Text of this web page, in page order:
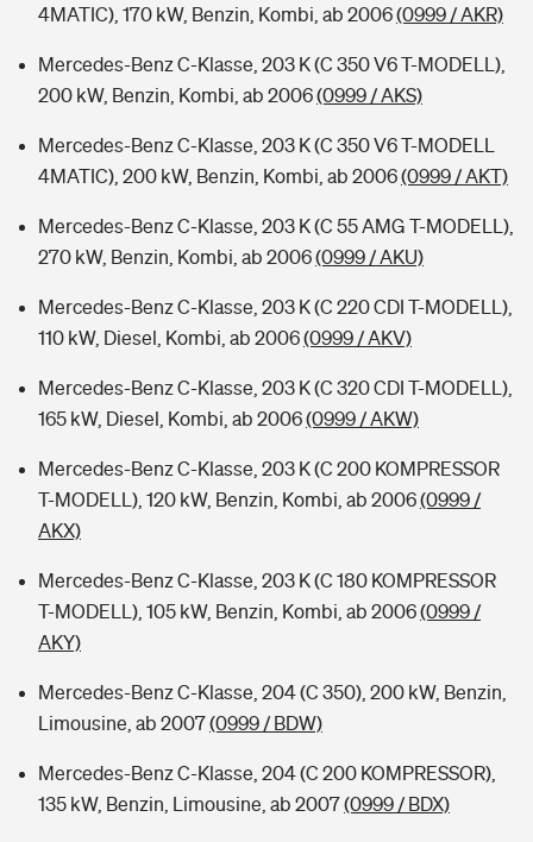
4MATIC), 170 kW, Benzin, Kombi, ab 2006(0999 / AKR)
Mercedes-Benz C-Klasse, 203 K (C 350 V6 T-MODELL),
200 kW, Benzin, Kombi, ab 2006(0999 / AKS)
Mercedes-Benz C-Klasse, 203 K (C 350 V6 T-MODELL
4MATIC), 200 kW, Benzin, Kombi, ab 2006(0999 / AKT)
Mercedes-Benz C-Klasse, 203 K (C 55 AMG T-MODELL),
270 kW, Benzin, Kombi, ab 2006(0999 / AKU)
Mercedes-Benz C-Klasse, 203 K (C 220 CDI T-MODELL),
110 kW, Diesel, Kombi, ab 2006(0999 / AKV)
Mercedes-Benz C-Klasse, 203 K (C 320 CDI T-MODELL),
165 kW, Diesel, Kombi, ab 2006(0999 / AKW)
Mercedes-Benz C-Klasse, 203 K (C 200 KOMPRESSOR
T-MODELL), 120 kW, Benzin, Kombi, ab 2006(0999 /
AKX)
Mercedes-Benz C-Klasse, 203 K (C 180 KOMPRESSOR
T-MODELL), 105 kW, Benzin, Kombi, ab 2006(0999 /
AKY)
Mercedes-Benz C-Klasse, 204 (C 350), 200 kW, Benzin,
Limousine, ab 2007(0999 / BDW)
Mercedes-Benz C-Klasse, 204 (C 200 KOMPRESSOR),
135 kW, Benzin, Limousine, ab 2007(0999 / BDX)